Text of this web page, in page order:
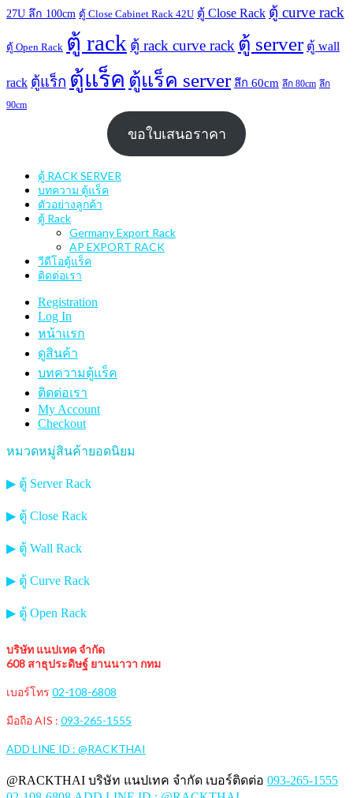
27U ลึก 100cm ตู้ Close Cabinet Rack 42U ตู้ Close Rack ตู้ curve rack
ตู้ Open Rack ตู้ rack ตู้ rack curve rack ตู้ server ตู้ wall
rack ตู้แร็ก ตู้แร็ค ตู้แร็ค server ลึก 60cm ลึก 80cm ลึก
90cm
ขอใบเสนอราคา
ตู้ RACK SERVER
บทความ ตู้แร็ค
ตัวอย่างลูกค้า
ตู้ Rack
Germany Export Rack
AP EXPORT RACK
วีดีโอตู้แร็ค
ติดต่อเรา
Registration
Log In
หน้าแรก
ดูสินค้า
บทความตู้แร็ค
ติดต่อเรา
My Account
Checkout
หมวดหมู่สินค้ายอดนิยม
▶ ตู้ Server Rack
▶ ตู้ Close Rack
▶ ตู้ Wall Rack
▶ ตู้ Curve Rack
▶ ตู้ Open Rack
บริษัท แนปเทค จำกัด
608 สาธุประดิษฐ์ ยานนาวา กทม
เบอร์โทร 02-108-6808
มือถือ AIS : 093-265-1555
ADD LINE ID : @RACKTHAI
@RACKTHAI บริษัท แนปเทค จำกัด เบอร์ติดต่อ 093-265-1555